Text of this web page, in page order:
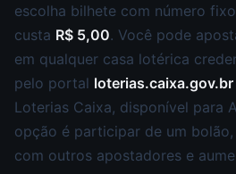
escolha bilhete com número
custa R$ 5,00. Você pode
em qualquer casa lotérica
pelo portal loterias.caixa.gov.br
Loterias Caixa, disponível para
opção é participar de um
com outros apostadores e